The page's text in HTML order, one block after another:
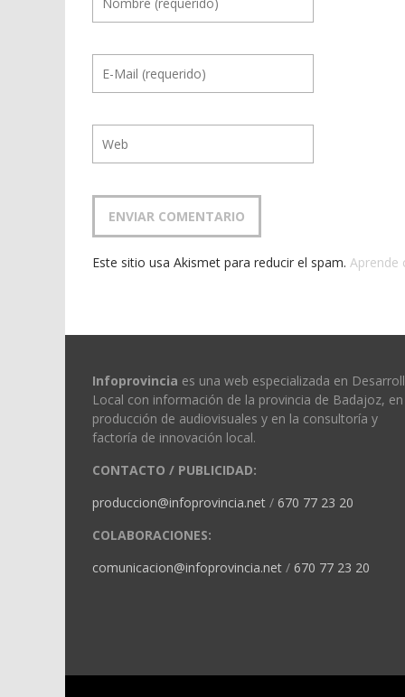
Este sitio usa Akismet para reducir el spam. Aprende
Infoprovincia es una web especializada en
Local con información de la provincia de Badajoz,
producción de audiovisuales y en la consultoría y
factoría de innovación local.
CONTACTO / PUBLICIDAD:
produccion@infoprovincia.net / 670 77 23 20
COLABORACIONES:
comunicacion@infoprovincia.net / 670 77 23 20